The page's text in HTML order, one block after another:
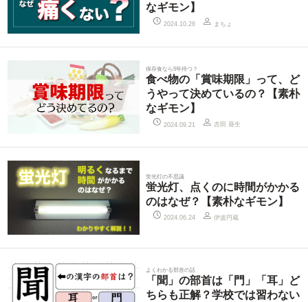
なギモン】
2024.10.26 まちょ
保存食なら5年待つ？
食べ物の「賞味期限」って、ど
うやって決めているの？【素朴
なギモン】
2024.09.21 吉田 葵生
蛍光灯の不思議
蛍光灯、点くのに時間がかかる
のはなぜ？【素朴なギモン】
2024.06.24 伊波円蔵
よくわかる部首の話
「聞」の部首は「門」「耳」ど
ちらも正解？学校では習わない